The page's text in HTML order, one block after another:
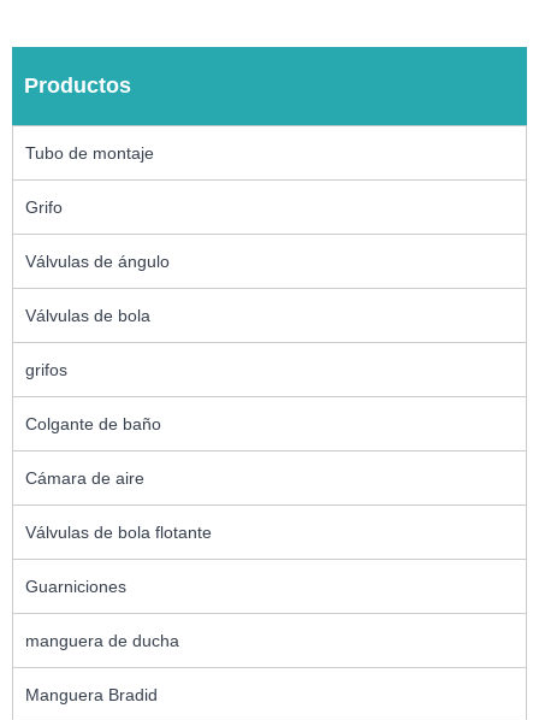
Productos
Tubo de montaje
Grifo
Válvulas de ángulo
Válvulas de bola
grifos
Colgante de baño
Cámara de aire
Válvulas de bola flotante
Guarniciones
manguera de ducha
Manguera Bradid